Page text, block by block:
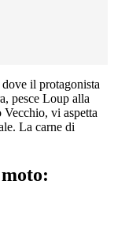
il protagonista
pesce Loup alla
Vecchio, vi aspetta
La carne di